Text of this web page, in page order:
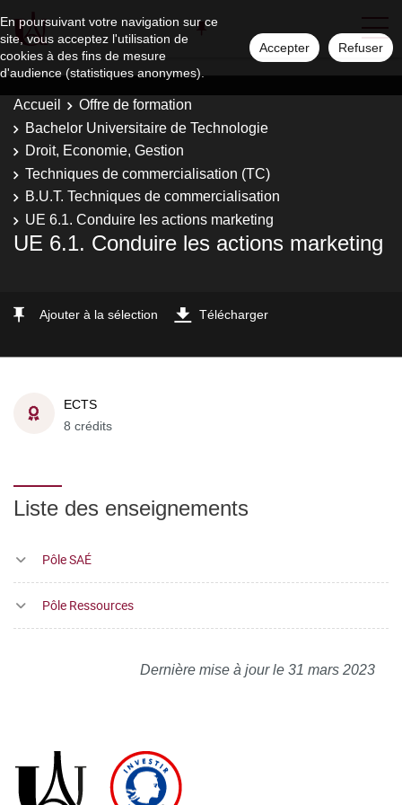
En poursuivant votre navigation sur ce
site, vous acceptez l'utilisation de
cookies à des fins de mesure
d'audience (statistiques anonymes).
Accepter Refuser
Accueil
Offre de formation
Bachelor Universitaire de Technologie
Droit, Economie, Gestion
Techniques de commercialisation (TC)
B.U.T. Techniques de commercialisation
UE 6.1. Conduire les actions marketing
UE 6.1. Conduire les actions marketing
Ajouter à la sélection Télécharger
ECTS
8 crédits
Liste des enseignements
Pôle SAÉ
Pôle Ressources
Dernière mise à jour le 31 mars 2023